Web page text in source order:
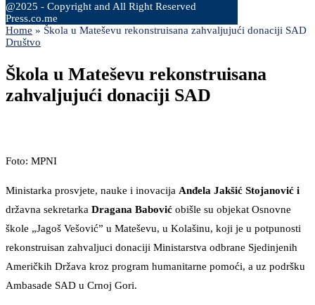
@2025 - Copyright and All Right Reserved
Press.co.me
Home » Škola u Mateševu rekonstruisana zahvaljujući donaciji SAD
Društvo
Škola u Mateševu rekonstruisana
zahvaljujući donaciji SAD
Foto: MPNI
Ministarka prosvjete, nauke i inovacija Anđela Jakšić Stojanović i
državna sekretarka Dragana Babović obišle su objekat Osnovne
škole „Jagoš Vešović” u Mateševu, u Kolašinu, koji je u potpunosti
rekonstruisan zahvaljuci donaciji Ministarstva odbrane Sjedinjenih
Američkih Država kroz program humanitarne pomoći, a uz podršku
Ambasade SAD u Crnoj Gori.